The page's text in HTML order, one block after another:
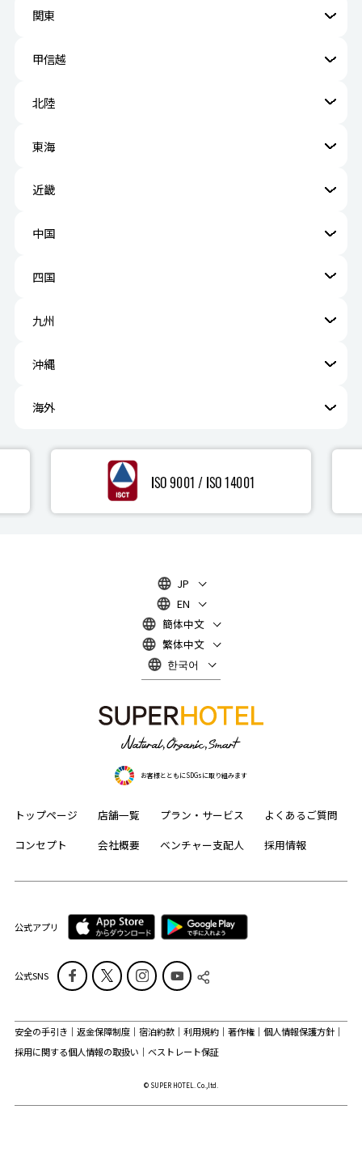
関東
甲信越
北陸
東海
近畿
中国
四国
九州
沖縄
海外
JP
EN
簡体中文
繁体中文
한국어
お客様とともにSDGsに取り組みます
トップページ 店舗一覧 プラン・サービス
よくあるご質問
コンセプト
会社概要 ベンチャー支配人 採用情報
公式アプリ
公式SNS
安全の手引き 返金保障制度 宿泊約款 利用規約 著作権
個人情報保護方針
採用に関する個人情報の取扱い
ベストレート保証
© SUPER HOTEL. Co.,ltd.